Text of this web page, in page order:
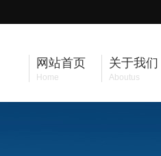
网站首页
Home
关于我们
Aboutus